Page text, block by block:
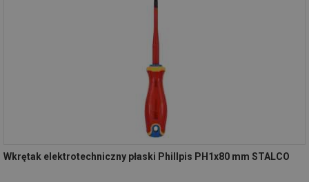
Wkrętak elektrotechniczny płaski Phillpis PH1x80 mm STALCO